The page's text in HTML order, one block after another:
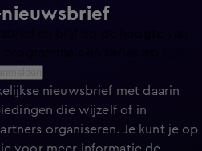
nieuwsbrief met daarin
die wijzelf of in
organiseren. Je kunt je op